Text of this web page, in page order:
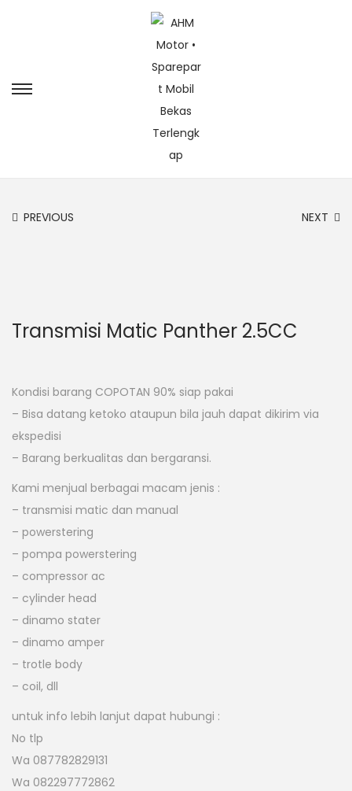
PREVIOUS NEXT
Transmisi Matic Panther 2.5CC
Kondisi barang COPOTAN 90% siap pakai
– Bisa datang ketoko ataupun bila jauh dapat dikirim via
ekspedisi
– Barang berkualitas dan bergaransi.
Kami menjual berbagai macam jenis :
– transmisi matic dan manual
– powerstering
– pompa powerstering
– compressor ac
– cylinder head
– dinamo stater
– dinamo amper
– trotle body
– coil, dll
untuk info lebih lanjut dapat hubungi :
No tlp
Wa 087782829131
Wa 082297772862